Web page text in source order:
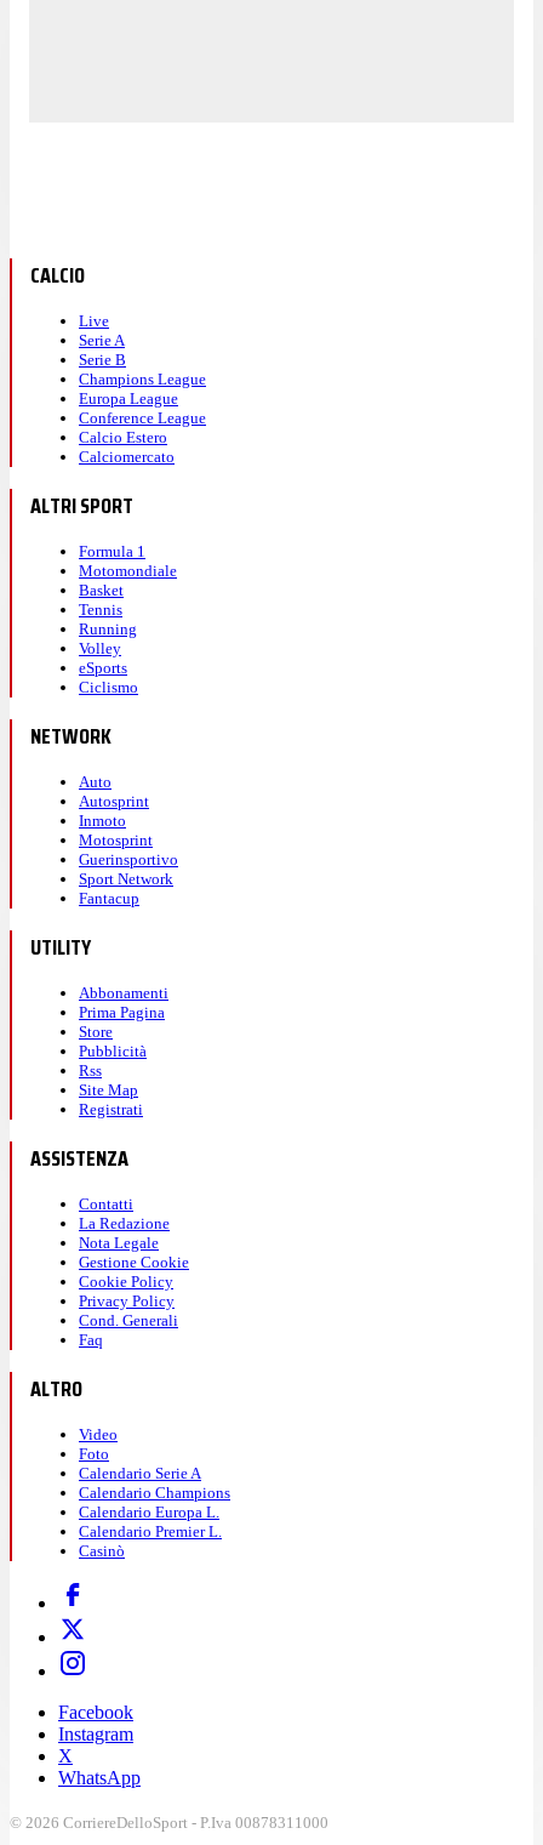
CALCIO
Live
Serie A
Serie B
Champions League
Europa League
Conference League
Calcio Estero
Calciomercato
ALTRI SPORT
Formula 1
Motomondiale
Basket
Tennis
Running
Volley
eSports
Ciclismo
NETWORK
Auto
Autosprint
Inmoto
Motosprint
Guerinsportivo
Sport Network
Fantacup
UTILITY
Abbonamenti
Prima Pagina
Store
Pubblicità
Rss
Site Map
Registrati
ASSISTENZA
Contatti
La Redazione
Nota Legale
Gestione Cookie
Cookie Policy
Privacy Policy
Cond. Generali
Faq
ALTRO
Video
Foto
Calendario Serie A
Calendario Champions
Calendario Europa L.
Calendario Premier L.
Casinò
Facebook
Instagram
X
WhatsApp
© 2026 CorriereDelloSport - P.Iva 00878311000